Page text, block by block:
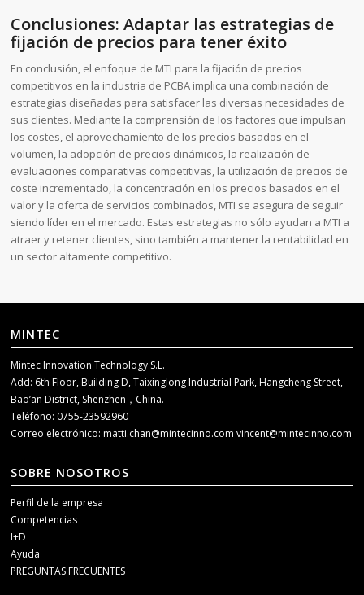
Conclusiones: Adaptar las estrategias de
fijación de precios para tener éxito
En conclusión, el enfoque de MTI para la fijación de precios
competitivos en la industria de PCBA implica una combinación de
estrategias diseñadas para satisfacer las diversas necesidades de
sus clientes. Mediante la comprensión de los factores que impulsan
los costes, el aprovechamiento de los precios basados en el
volumen, la adopción de precios dinámicos, la realización de
evaluaciones comparativas competitivas, la utilización de precios de
coste incrementado, la concentración en los precios basados en el
valor y la oferta de servicios combinados, MTI se asegura de seguir
siendo líder en el mercado. Estas estrategias no sólo ayudan a MTI a
atraer y retener clientes, sino también a mantener la rentabilidad en
un sector altamente competitivo.
MINTEC
Mintec Innovation Technology S.L.
Add: 6th Floor, Building D, Taixinglong Industrial Park, Hangcheng Street,
Bao’an District, Shenzhen，China.
Teléfono: 0755-23592960
Correo electrónico:matti.chan@mintecinno.comvincent@mintecinno.com
SOBRE NOSOTROS
Perfil de la empresa
Competencias
I+D
Ayuda
PREGUNTAS FRECUENTES